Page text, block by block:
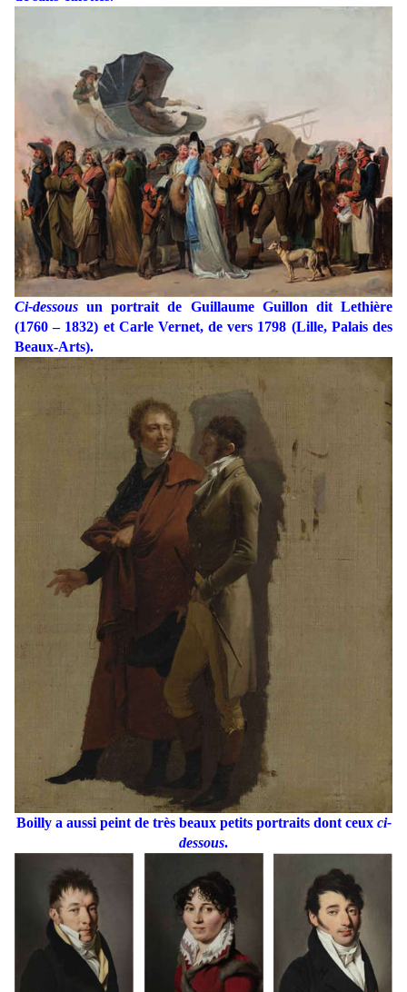
Ci-dessous un portrait de Guillaume Guillon dit Lethière
(1760 – 1832) et Carle Vernet, de vers 1798 (Lille, Palais des
Beaux-Arts).
Boilly a aussi peint de très beaux petits portraits dont ceux ci-
dessous.